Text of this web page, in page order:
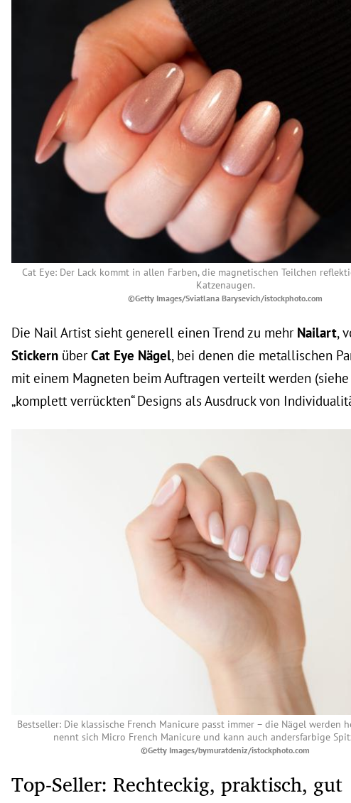
Cat Eye: Der Lack kommt in allen Farben, die magnetischen Teilchen
Katzenaugen.
©Getty Images/Sviatlana Barysevich/istockphoto.com
Die Nail Artist sieht generell einen Trend zu mehr Nailart,
Stickern überCat Eye Nägel, bei denen die metallischen
mit einem Magneten beim Auftragen verteilt werden (siehe
„komplett verrückten“ Designs als Ausdruck von
Bestseller: Die klassische French Manicure passt immer – die Nägel werden
nennt sich Micro French Manicure und kann auch andersfarbige
©Getty Images/bymuratdeniz/istockphoto.com
Top-Seller: Rechteckig, praktisch, gut